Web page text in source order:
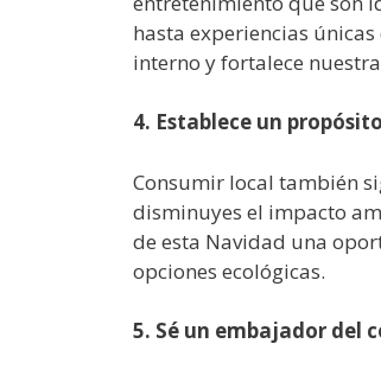
hasta experiencias
interno y fortalece
4. Establece un
Consumir local también
disminuyes el impacto
de esta Navidad una
opciones ecológicas.
5. Sé un embajador del